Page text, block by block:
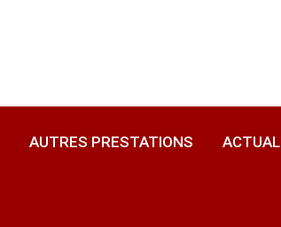
AUTRES PRESTATIONS
CONSEIL EN RÉDACTION ET